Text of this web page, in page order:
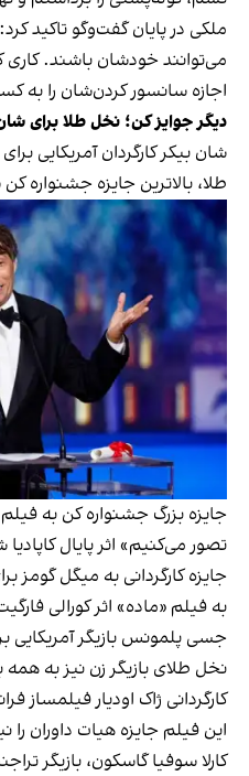
ملکی در پایان گفت‌وگو تاکید
می‌توانند خودشان باشند. کاری
اجازه سانسور کردن‌شان را به
دیگر جوایز کن؛ نخل طلا برای
شان بیکر کارگردان آمریکایی
طلا، بالاترین جایزه جشنواره
جایزه بزرگ جشنواره کن به
تصور می‌کنیم» اثر پایال
جایزه کارگردانی به میگل گومز
به فیلم «ماده» اثر کورالی
جسی پلمونس بازیگر آمریکایی
نخل طلای بازیگر زن نیز به همه
کارگردانی ژاک اودیار فیلمساز
این فیلم جایزه هیات داوران را
کارلا سوفیا گاسکون، بازیگر